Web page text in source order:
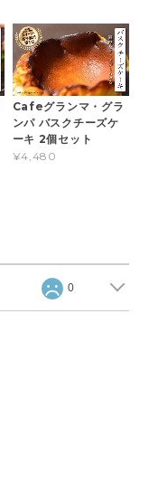
Cafeグランマ・グラ
ンパ バスクチーズケ
ーキ 2個セット
¥4,480
0